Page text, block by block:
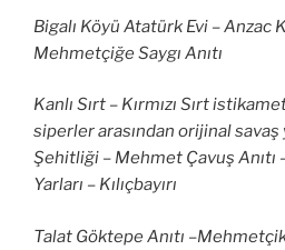
Bigalı Köyü Atatürk Evi – Anzac
Mehmetçiğe Saygı Anıtı
Kanlı Sırt – Kırmızı Sırt
siperler arasından orijinal
Şehitliği – Mehmet Çavuş
Yarları – Kılıçbayırı
Talat Göktepe Anıtı –Mehmetçik